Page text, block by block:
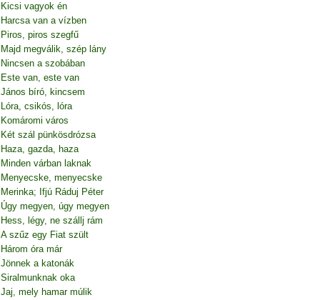
Kicsi vagyok én
Harcsa van a vízben
Piros, piros szegfű
Majd megválik, szép lány
Nincsen a szobában
Este van, este van
János bíró, kincsem
Lóra, csikós, lóra
Komáromi város
Két szál pünkösdrózsa
Haza, gazda, haza
Minden várban laknak
Menyecske, menyecske
Merinka; Ifjú Ráduj Péter
Úgy megyen, úgy megyen
Hess, légy, ne szállj rám
A szűz egy Fiat szült
Három óra már
Jönnek a katonák
Siralmunknak oka
Jaj, mely hamar múlik